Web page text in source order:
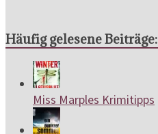
Häufig gelesene Beiträge:
Miss Marples Krimitipps